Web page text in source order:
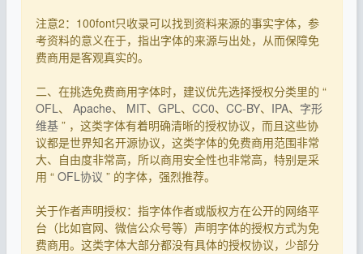
注意2：100font只收录可以找到资料来源的事实字体，参
考资料的意义在于，指出字体的来源与出处，从而保障免
费商用是客观真实的。
二、在挑选免费商用字体时，建议优先选择授权分类里的 “
OFL 、 Apache、 MIT、 GPL 、 CC0、 CC-BY、 IPA、 字形
维基 ” ，这类字体有着明确清晰的授权协议，而且这些协
议都是世界知名开源协议，这类字体的免费商用范围非常
大、自由度非常高，所以商用安全性也非常高，特别是采
用 “ OFL协议 ” 的字体，强烈推荐。
关于作者声明授权：指字体作者或版权方在公开的网络平
台（比如官网、微信公众号等）声明字体的授权方式为免
费商用。这类字体大部分都没有具体的授权协议，少部分